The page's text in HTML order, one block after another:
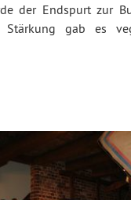
der Endspurt zur
Stärkung gab es